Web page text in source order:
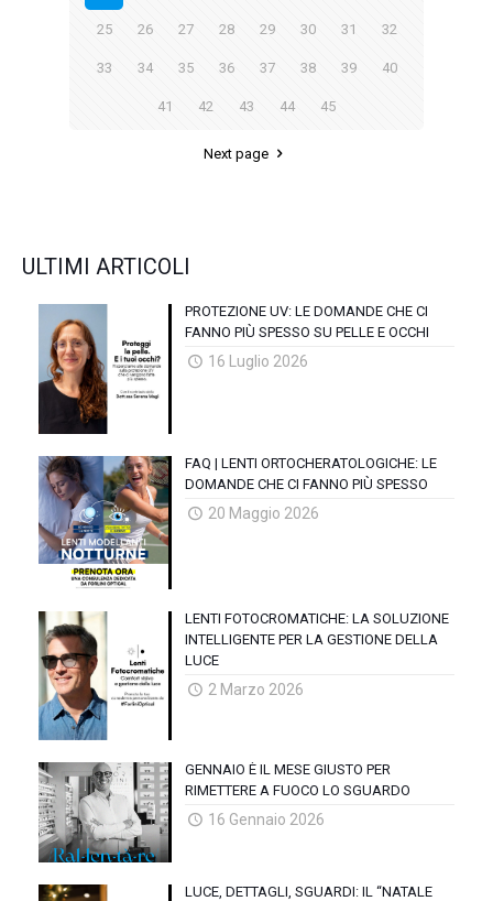
25 26 27 28 29 30 31 32
33 34 35 36 37 38 39 40
41 42 43 44 45
Next page
ULTIMI ARTICOLI
PROTEZIONE UV: LE DOMANDE CHE CI
FANNO PIÙ SPESSO SU PELLE E OCCHI
16 Luglio 2026
FAQ | LENTI ORTOCHERATOLOGICHE: LE
DOMANDE CHE CI FANNO PIÙ SPESSO
20 Maggio 2026
LENTI FOTOCROMATICHE: LA SOLUZIONE
INTELLIGENTE PER LA GESTIONE DELLA
LUCE
2 Marzo 2026
GENNAIO È IL MESE GIUSTO PER
RIMETTERE A FUOCO LO SGUARDO
16 Gennaio 2026
LUCE, DETTAGLI, SGUARDI: IL “NATALE